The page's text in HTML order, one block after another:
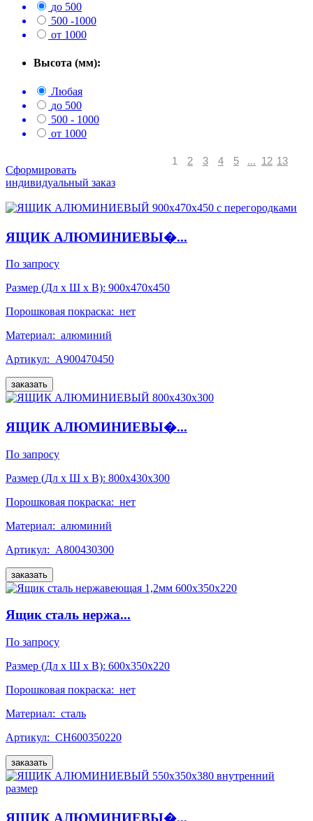
до 500
500 -1000
от 1000
Высота (мм):
Любая
до 500
500 - 1000
от 1000
1 2 3 4 5 ... 12 13
Сформировать
индивидуальный заказ
ЯЩИК АЛЮМИНИЕВЫ�...
По запросу
Размер (Дл x Ш x В): 900x470x450
Порошковая покраска: нет
Материал: алюминий
Артикул: А900470450
заказать
ЯЩИК АЛЮМИНИЕВЫ�...
По запросу
Размер (Дл x Ш x В): 800x430x300
Порошковая покраска: нет
Материал: алюминий
Артикул: А800430300
заказать
Ящик сталь нержа...
По запросу
Размер (Дл x Ш x В): 600x350x220
Порошковая покраска: нет
Материал: сталь
Артикул: СН600350220
заказать
ЯЩИК АЛЮМИНИЕВЫ�...